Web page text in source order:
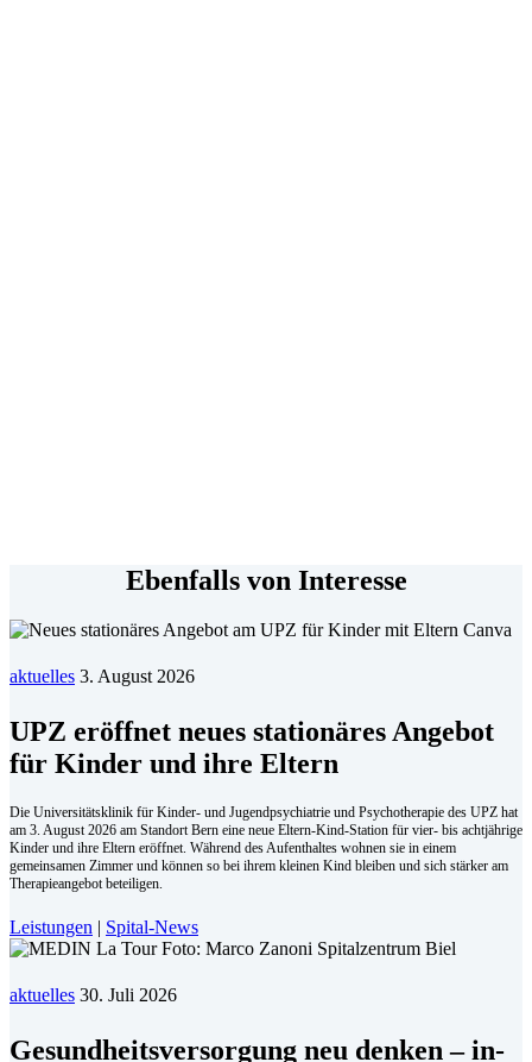
Ebenfalls von Interesse
aktuelles 3. August 2026
UPZ eröffnet neues stationäres Angebot
für Kinder und ihre Eltern
Die Universitätsklinik für Kinder- und Jugendpsychiatrie und Psychotherapie des UPZ hat
am 3. August 2026 am Standort Bern eine neue Eltern-Kind-Station für vier- bis achtjährige
Kinder und ihre Eltern eröffnet. Während des Aufenthaltes wohnen sie in einem
gemeinsamen Zimmer und können so bei ihrem kleinen Kind bleiben und sich stärker am
Therapieangebot beteiligen.
Leistungen | Spital-News
aktuelles 30. Juli 2026
Ge­sund­heits­ver­sor­gung neu den­ken – in­